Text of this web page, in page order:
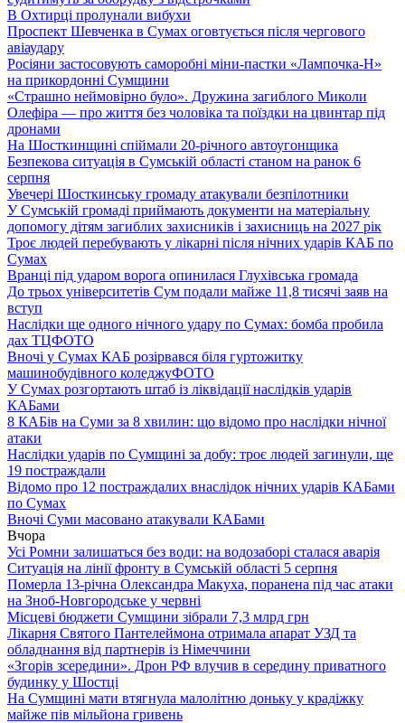
В Охтирці пролунали вибухи
Проспект Шевченка в Сумах оговтується після чергового
авіаудару
Росіяни застосовують саморобні міни-пастки «Лампочка-Н»
на прикордонні Сумщини
«Страшно неймовірно було». Дружина загиблого Миколи
Олефіра — про життя без чоловіка та поїздки на цвинтар під
дронами
На Шосткинщині спіймали 20-річного автоугонщика
Безпекова ситуація в Сумській області станом на ранок 6
серпня
Увечері Шосткинську громаду атакували безпілотники
У Сумській громаді приймають документи на матеріальну
допомогу дітям загиблих захисників і захисниць на 2027 рік
Троє людей перебувають у лікарні після нічних ударів КАБ по
Сумах
Вранці під ударом ворога опинилася Глухівська громада
До трьох університетів Сум подали майже 11,8 тисячі заяв на
вступ
Наслідки ще одного нічного удару по Сумах: бомба пробила
дах ТЦФОТО
Вночі у Сумах КАБ розірвався біля гуртожитку
машинобудівного коледжуФОТО
У Сумах розгортають штаб із ліквідації наслідків ударів
КАБами
8 КАБів на Суми за 8 хвилин: що відомо про наслідки нічної
атаки
Наслідки ударів по Сумщині за добу: троє людей загинули, ще
19 постраждали
Відомо про 12 постраждалих внаслідок нічних ударів КАБами
по Сумах
Вночі Суми масовано атакували КАБами
Вчора
Усі Ромни залишаться без води: на водозаборі сталася аварія
Ситуація на лінії фронту в Сумській області 5 серпня
Померла 13-річна Олександра Макуха, поранена під час атаки
на Зноб-Новгородське у червні
Місцеві бюджети Сумщини зібрали 7,3 млрд грн
Лікарня Святого Пантелеймона отримала апарат УЗД та
обладнання від партнерів із Німеччини
«Згорів зсередини». Дрон РФ влучив в середину приватного
будинку у Шостці
На Сумщині мати втягнула малолітню доньку у крадіжку
майже пів мільйона гривень